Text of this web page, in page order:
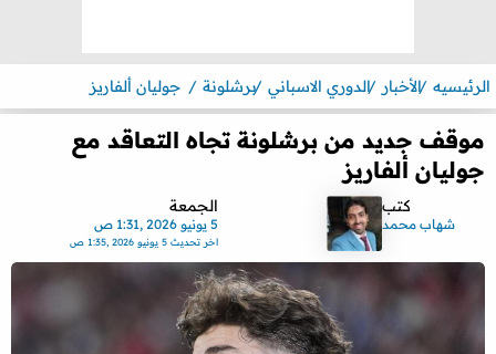
الرئيسيه الأخبار الدوري الاسباني برشلونة جوليان ألفاريز
موقف جديد من برشلونة تجاه التعاقد مع
جوليان ألفاريز
كتب
شهاب محمد
الجمعة
5 يونيو 2026 ,1:31 ص
اخر تحديث5 يونيو 2026 ,1:35 ص